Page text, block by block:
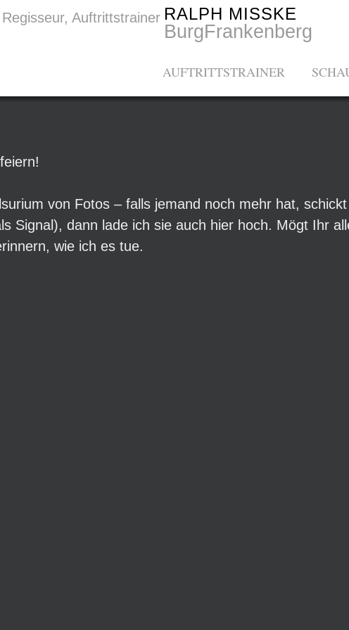
RALPH MISSKE
BurgFrankenberg
Menü
ZUM INHALT SPRINGEN
AUFTRITTSTRAINER
von Fotos – falls jemand noch mehr hat,
Signal), dann lade ich sie auch hier hoch. Mögt Ihr
wie ich es tue.